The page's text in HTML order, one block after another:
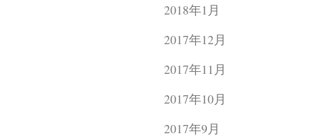
2018年1月
2017年12月
2017年11月
2017年10月
2017年9月